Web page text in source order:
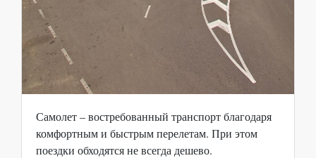
Самолет – востребованный транспорт благодаря
комфортным и быстрым перелетам. При этом
поездки обходятся не всегда дешево.